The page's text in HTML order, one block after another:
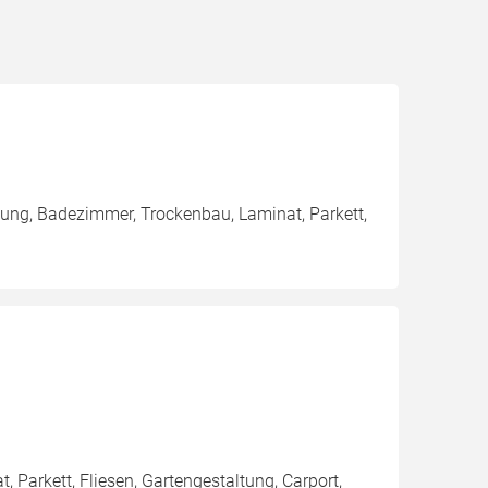
Badezimmer, Trockenbau, Laminat, Parkett,
Parkett, Fliesen, Gartengestaltung, Carport,